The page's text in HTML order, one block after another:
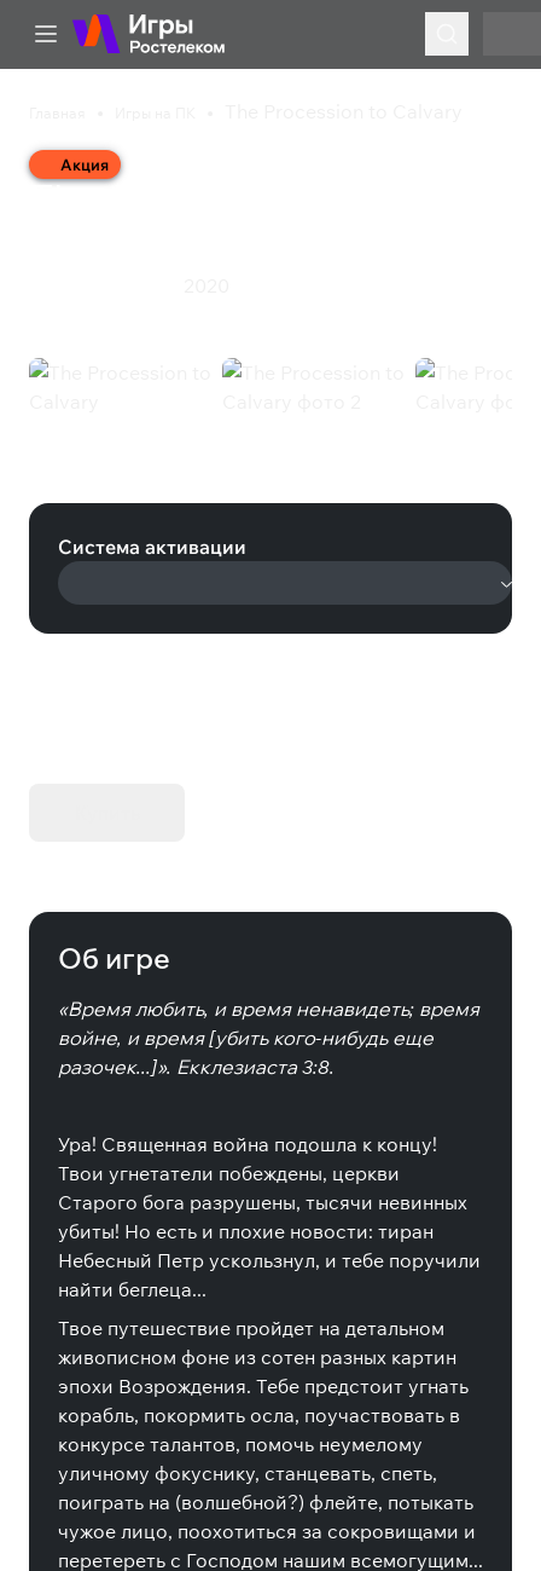
Акция
The Procession to
Система активации
Об игре
«Время любить, и время ненавидеть; время
войне, и время [убить кого-нибудь еще
разочек...]». Екклезиаста 3:8.
Ура! Священная война подошла к концу!
Твои угнетатели побеждены, церкви
Старого бога разрушены, тысячи невинных
убиты! Но есть и плохие новости: тиран
Небесный Петр ускользнул, и тебе поручили
найти беглеца...
Твое путешествие пройдет на детальном
живописном фоне из сотен разных картин
эпохи Возрождения. Тебе предстоит угнать
корабль, покормить осла, поучаствовать в
конкурсе талантов, помочь неумелому
уличному фокуснику, станцевать, спеть,
поиграть на (волшебной?) флейте, потыкать
чужое лицо, поохотиться за сокровищами и
перетереть с Господом нашим всемогущим...